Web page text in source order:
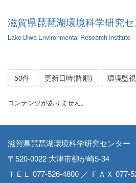
滋賀県琵琶湖環境科学研究セ
Lake Biwa Environmental Research Institute
50件 更新日時(降順) 環境監
コンテンツがありません。
滋賀県琵琶湖環境科学研究センター
〒520-0022 大津市柳が崎5-34
ＴＥＬ 077-526-4800 ／ ＦＡＸ 077-